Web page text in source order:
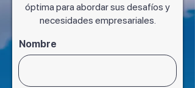
óptima para abordar sus desafíos y
necesidades empresariales.
Nombre